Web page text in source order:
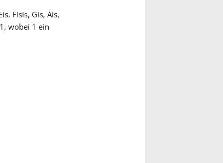
Fisis, Gis, Ais,
wobei 1 ein